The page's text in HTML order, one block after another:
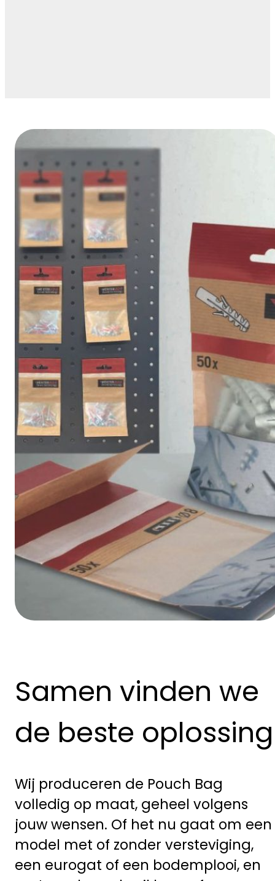
Samen vinden we
de beste oplossing
Wij produceren de Pouch Bag
volledig op maat, geheel volgens
jouw wensen. Of het nu gaat om een
model met of zonder versteviging,
een eurogat of een bodemplooi, en